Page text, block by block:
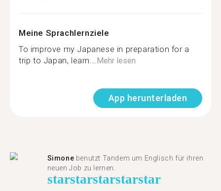
Meine Sprachlernziele
To improve my Japanese in preparation for a
trip to Japan, learn...Mehr lesen
App herunterladen
Simone benutzt Tandem um Englisch für ihren
neuen Job zu lernen.
starstarstarstarstar